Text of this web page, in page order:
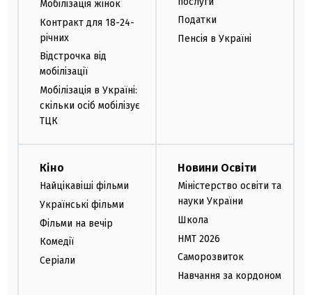
Мобілізація жінок
Контракт для 18-24-
річних
Відстрочка від
мобілізації
Мобілізація в Україні:
скільки осіб мобілізує
ТЦК
Податки
Пенсія в Україні
Кіно
Найцікавіші фільми
Українські фільми
Фільми на вечір
Комедії
Серіали
Новини Освіти
Міністерство освіти та
науки України
Школа
НМТ 2026
Саморозвиток
Навчання за кордоном